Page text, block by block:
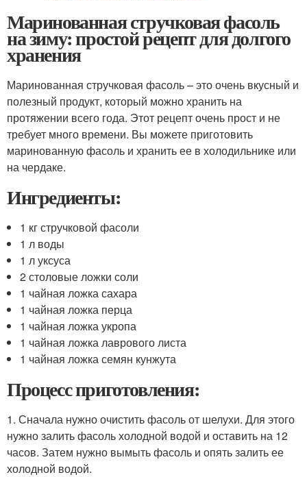
Маринованная стручковая фасоль
на зиму: простой рецепт для долгого
хранения
Маринованная стручковая фасоль – это очень вкусный и
полезный продукт, который можно хранить на
протяжении всего года. Этот рецепт очень прост и не
требует много времени. Вы можете приготовить
маринованную фасоль и хранить ее в холодильнике или
на чердаке.
Ингредиенты:
1 кг стручковой фасоли
1 л воды
1 л уксуса
2 столовые ложки соли
1 чайная ложка сахара
1 чайная ложка перца
1 чайная ложка укропа
1 чайная ложка лаврового листа
1 чайная ложка семян кунжута
Процесс приготовления:
1. Сначала нужно очистить фасоль от шелухи. Для этого
нужно залить фасоль холодной водой и оставить на 12
часов. Затем нужно вымыть фасоль и опять залить ее
холодной водой.